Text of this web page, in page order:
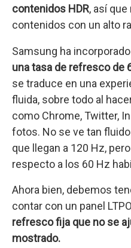
contenidos HDR, así
contenidos con un alto
Samsung ha
una tasa de refresco de
se traduce en una
fluida, sobre todo al
como Chrome, Twitter,
fotos. No se ve tan
que llegan a 120 Hz,
respecto a los 60 Hz
Ahora bien, debemos
contar con un panel
refresco fija que no se
mostrado.